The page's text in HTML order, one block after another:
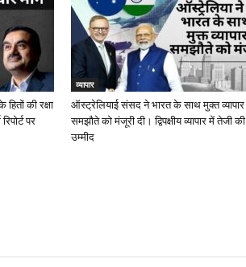
हितों की रक्षा
पर
व्यापार
ऑस्ट्रेलियाई संसद ने भारत के साथ मुक्त व्यापार
समझौते को मंजूरी दी। द्विपक्षीय व्यापार में तेजी की
उम्मीद